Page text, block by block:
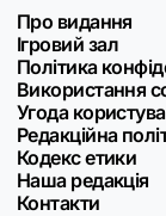
Про видання
Ігровий зал
Політика
Використання
Угода
Редакційна
Кодекс етики
Наша редакція
Контакти